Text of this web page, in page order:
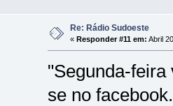
Re: Rádio Sudoeste
« Responder #11 em: Abril
"Segunda-feira
se no facebook.